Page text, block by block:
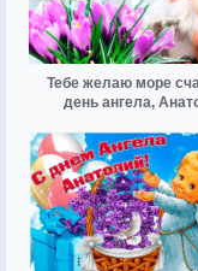
Тебе желаю море
день ангела,